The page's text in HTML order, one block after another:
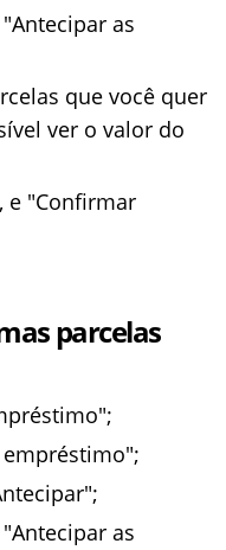
as
que você quer
ver o valor do
e "Confirmar
parcelas
empréstimo";
as